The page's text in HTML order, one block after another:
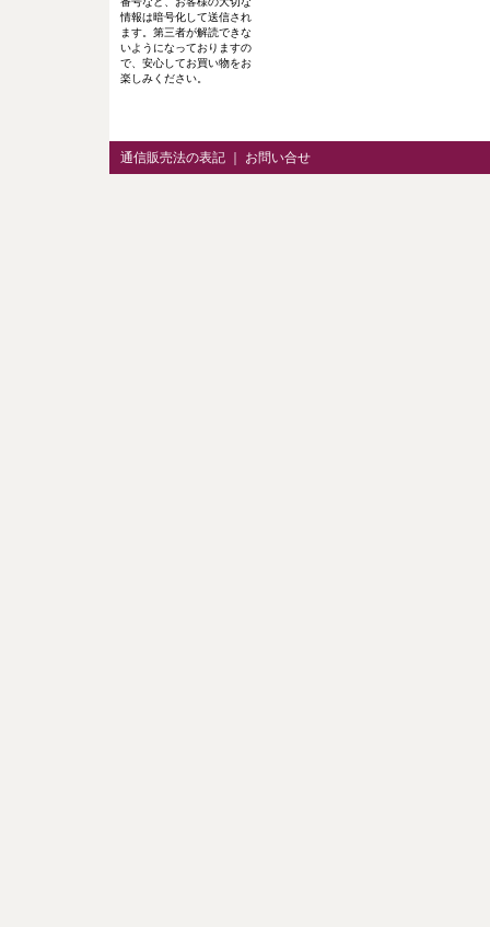
情報は暗号化して送信され
ます。第三者が解読できな
いようになっておりますの
で、安心してお買い物をお
楽しみください。
通信販売法の表記 お問い合せ